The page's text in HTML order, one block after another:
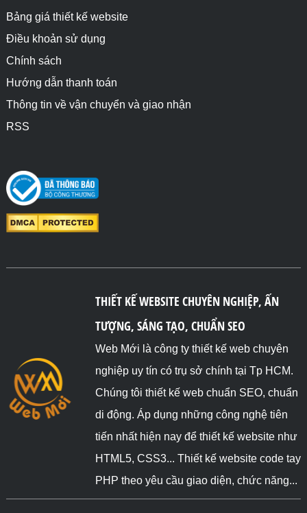
Bảng giá thiết kế website
Điều khoản sử dụng
Chính sách
Hướng dẫn thanh toán
Thông tin về vận chuyển và giao nhận
RSS
THIẾT KẾ WEBSITE CHUYÊN NGHIỆP, ẤN
TƯỢNG, SÁNG TẠO, CHUẨN SEO
Web Mới là công ty thiết kế web chuyên
nghiệp uy tín có trụ sở chính tại Tp HCM.
Chúng tôi thiết kế web chuẩn SEO, chuẩn
di động. Áp dụng những công nghệ tiên
tiến nhất hiện nay để thiết kế website như
HTML5, CSS3... Thiết kế website code tay
PHP theo yêu cầu giao diện, chức năng...